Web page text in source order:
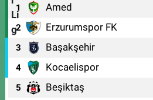
1 Amed
2 Erzurumspor FK
3 Başakşehir
4 Kocaelispor
5 Beşiktaş